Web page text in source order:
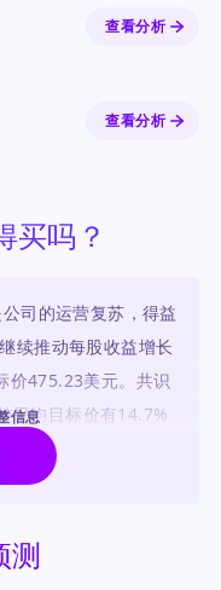
查看分析
查看分析
买吗？
司的运营复苏，得益
续推动每股收益增长
价475.23美元。共识
平均目标价有14.7%
信息
测